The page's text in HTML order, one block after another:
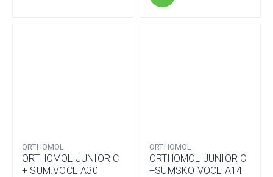
ORTHOMOL
ORTHOMOL JUNIOR C
+ SUM.VOCE A30
ORTHOMOL
ORTHOMOL JUNIOR C
+SUMSKO VOCE A14